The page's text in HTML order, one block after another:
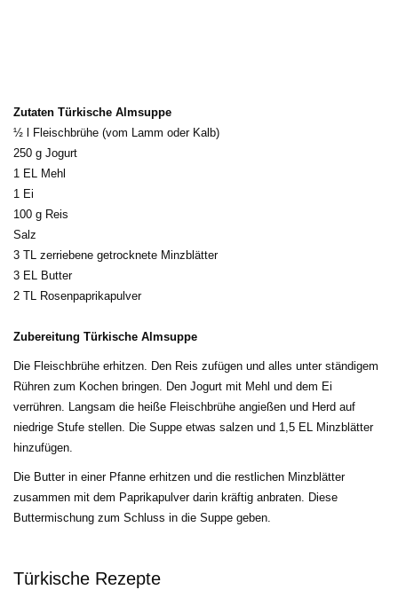
Zutaten Türkische Almsuppe
½ l Fleischbrühe (vom Lamm oder Kalb)
250 g Jogurt
1 EL Mehl
1 Ei
100 g Reis
Salz
3 TL zerriebene getrocknete Minzblätter
3 EL Butter
2 TL Rosenpaprikapulver
Zubereitung Türkische Almsuppe
Die Fleischbrühe erhitzen. Den Reis zufügen und alles unter ständigem
Rühren zum Kochen bringen. Den Jogurt mit Mehl und dem Ei
verrühren. Langsam die heiße Fleischbrühe angießen und Herd auf
niedrige Stufe stellen. Die Suppe etwas salzen und 1,5 EL Minzblätter
hinzufügen.
Die Butter in einer Pfanne erhitzen und die restlichen Minzblätter
zusammen mit dem Paprikapulver darin kräftig anbraten. Diese
Buttermischung zum Schluss in die Suppe geben.
Türkische Rezepte